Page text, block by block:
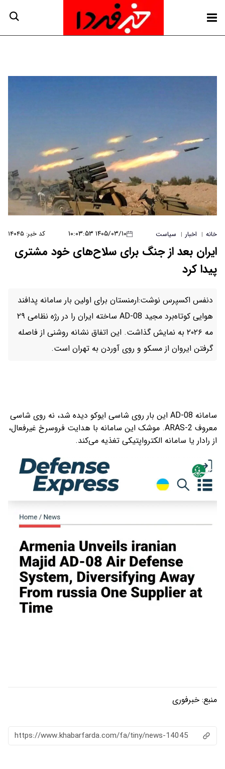
خانه | اخبار | سیاست ۱۴۰۵/۰۳/۱۰ ۱۰:۰۳:۵۳ کد خبر: ۱۴۰۴۵
ایران بعد از جنگ برای سلاح‌های خود مشتری
پیدا کرد
دنفس اکسپرس نوشت:ارمنستان برای اولین بار سامانه پدافند
هوایی کوتاه‌برد مجید AD-08 ساخته ایران را در رژه نظامی ۲۹
مه ۲۰۲۶ به نمایش گذاشت. این اتفاق نشانه روشنی از فاصله‌
گرفتن ایروان از مسکو و روی آوردن به تهران است.
سامانه AD-08 این بار روی شاسی ایوکو دیده شد، نه روی شاسی
معروف ARAS-2. موشک این سامانه با هدایت فروسرخ غیرفعال،
از رادار یا سامانه الکترواپتیکی تغذیه می‌کند.
منبع: خبرفوری
https://www.khabarfarda.com/fa/tiny/news-14045